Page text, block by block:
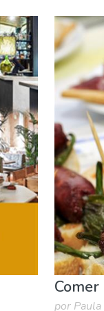
por